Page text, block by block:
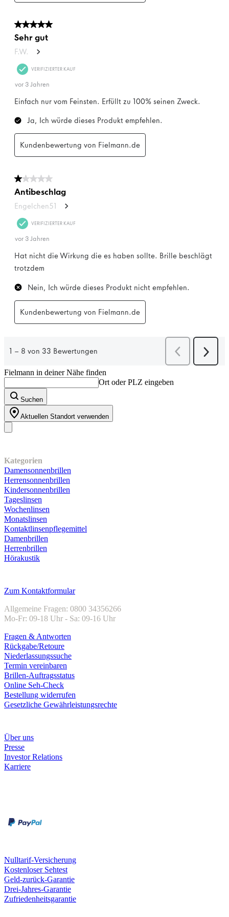
Fielmann in deiner Nähe finden
Ort oder PLZ eingeben
Suchen
Aktuellen Standort verwenden
Kategorien
Damensonnenbrillen
Herrensonnenbrillen
Kindersonnenbrillen
Tageslinsen
Wochenlinsen
Monatslinsen
Kontaktlinsenpflegemittel
Damenbrillen
Herrenbrillen
Hörakustik
Zum Kontaktformular
Allgemeine Fragen: 0800 34356266
Mo-Fr: 09-18 Uhr - Sa: 09-16 Uhr
Fragen & Antworten
Rückgabe/Retoure
Niederlassungssuche
Termin vereinbaren
Brillen-Auftragsstatus
Online Seh-Check
Bestellung widerrufen
Gesetzliche Gewährleistungsrechte
Über uns
Presse
Investor Relations
Karriere
Nulltarif-Versicherung
Kostenloser Sehtest
Geld-zurück-Garantie
Drei-Jahres-Garantie
Zufriedenheitsgarantie